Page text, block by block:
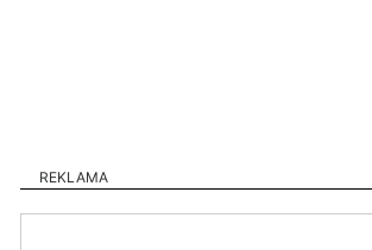
REKLAMA